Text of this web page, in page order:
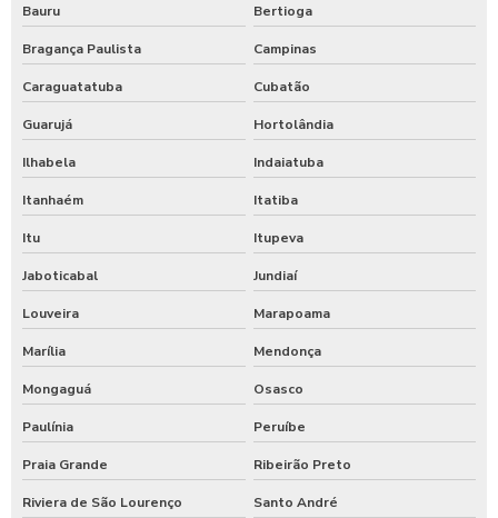
Bauru Bertioga
Bragança Paulista Campinas
Caraguatatuba Cubatão
Guarujá Hortolândia
Ilhabela Indaiatuba
Itanhaém Itatiba
Itu Itupeva
Jaboticabal Jundiaí
Louveira Marapoama
Marília Mendonça
Mongaguá Osasco
Paulínia Peruíbe
Praia Grande Ribeirão Preto
Riviera de São Lourenço Santo André